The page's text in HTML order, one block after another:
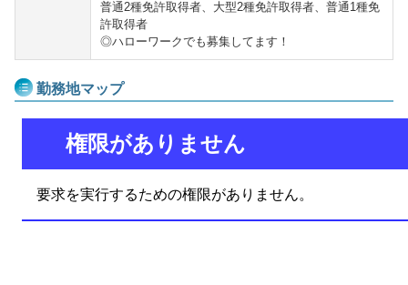
普通2種免許取得者、大型2種免許取得者、普通1種免
許取得者
◎ハローワークでも募集してます！
勤務地マップ